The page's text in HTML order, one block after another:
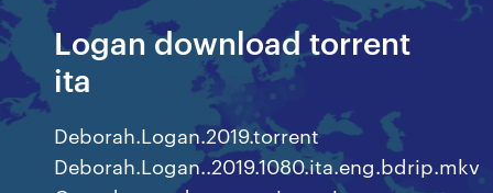
Logan download torrent
ita
Deborah.Logan.2019.torrent
Deborah.Logan..2019.1080.ita.eng.bdrip.mkv